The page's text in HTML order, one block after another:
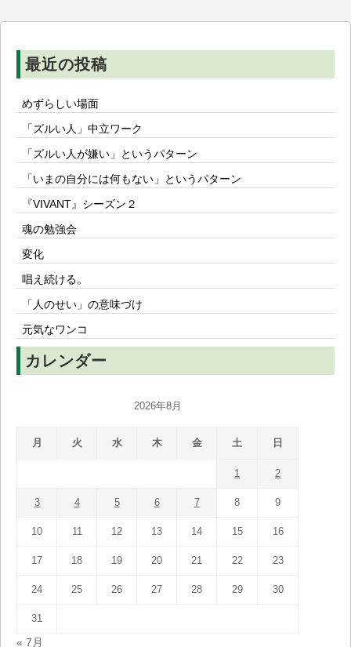
最近の投稿
めずらしい場面
「ズルい人」中立ワーク
「ズルい人が嫌い」というパターン
「いまの自分には何もない」というパターン
『VIVANT』シーズン２
魂の勉強会
変化
唱え続ける。
「人のせい」の意味づけ
元気なワンコ
カレンダー
2026年8月
月 火 水 木 金 土 日
1 2
3 4 5 6 7 8 9
10 11 12 13 14 15 16
17 18 19 20 21 22 23
24 25 26 27 28 29 30
31
« 7月